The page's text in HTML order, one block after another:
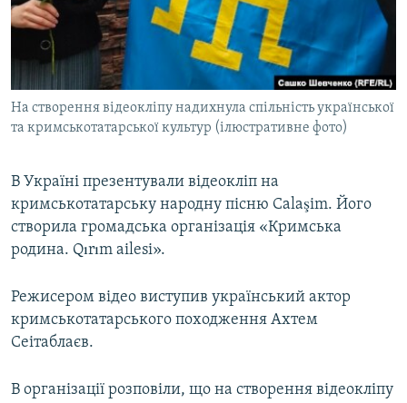
ВІДЕОУРОКИ «ELIFBE»
СВІДЧЕННЯ ОКУПАЦІЇ
УКРАЇНСЬКА ПРОБЛЕМА КРИМУ
ІНФОГРАФІКА
Русский
Qırımtatar
ДОЛУЧАЙСЯ!
Усі сайти RFE/RL
На створення відеокліпу надихнула спільність української
та кримськотатарської культур (ілюстративне фото)
В Україні презентували відеокліп на
кримськотатарську народну пісню Calaşim. Його
створила громадська організація «Кримська
родина. Qırım ailesi».
Режисером відео виступив український актор
кримськотатарського походження Ахтем
Сеітаблаєв.
В організації розповіли, що на створення відеокліпу